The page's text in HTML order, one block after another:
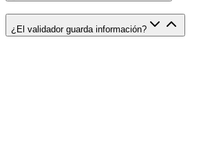
¿El validador guarda información?